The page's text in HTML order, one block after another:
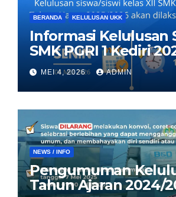
BERANDA KELULUSAN UKK
Informasi Kelulusan
SMK PGRI 1 Kediri
MEI 4, 2026 ADMIN
NEWS / INFO
Pengumuman
Tahun Ajaran 2024/